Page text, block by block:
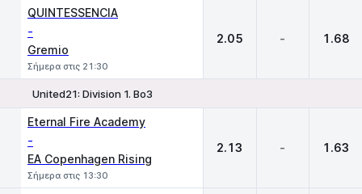
QUINTESSENCIA
-
Gremio
Σήμερα στις 21:30
2.05 - 1.68
United21: Division 1. Bo3
Eternal Fire Academy
-
EA Copenhagen Rising
Σήμερα στις 13:30
2.13 - 1.63